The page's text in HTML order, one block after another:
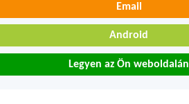
Email
Android
Legyen az Ön weboldalán